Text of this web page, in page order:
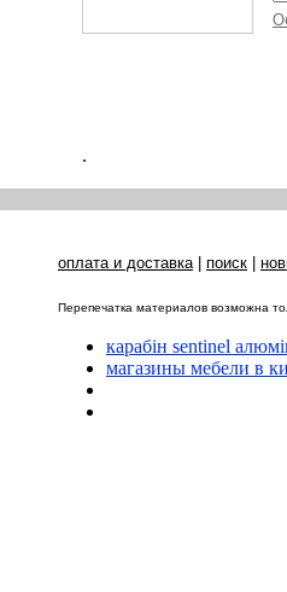
.
оплата и доставка| поиск
Перепечатка материалов возможна
карабін sentinel
магазины мебели в